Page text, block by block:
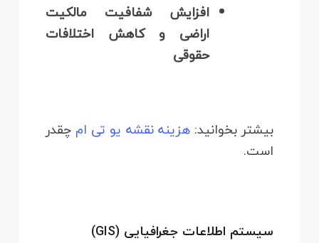
افزایش شفافیت مالکیت
اراضی و کاهش اختلافات
حقوقی
بیشتر بخوانید:هزینه نقشه یو تی ام چقدر
است.
سیستم اطلاعات جغرافیایی (GIS)